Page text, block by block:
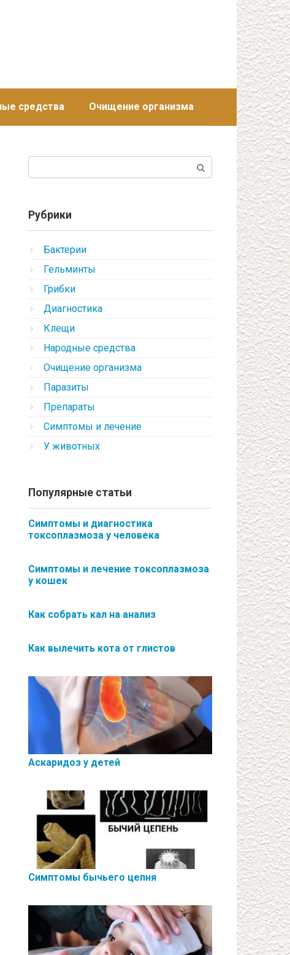
средства Очищение организма
Поиск:
Рубрики
Бактерии
Гельминты
Грибки
Диагностика
Клещи
Народные средства
Очищение организма
Паразиты
Препараты
Симптомы и лечение
У животных
Популярные статьи
Симптомы и диагностика
токсоплазмоза у человека
Симптомы и лечение токсоплазмоза
у кошек
Как собрать кал на анализ
Как вылечить кота от глистов
Аскаридоз у детей
Симптомы бычьего цепня